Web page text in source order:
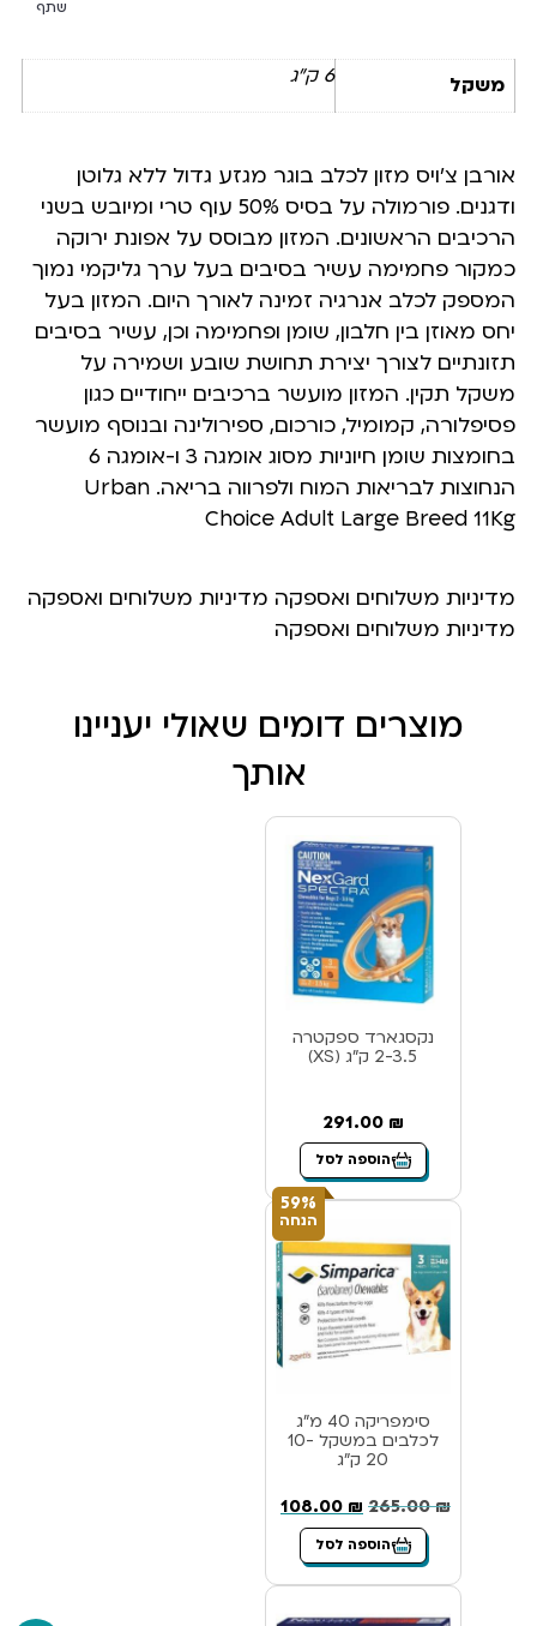
שתף
משקל 6 ק"ג
אורבן צ’ויס מזון לכלב בוגר מגזע גדול ללא גלוטן
ודגנים. פורמולה על בסיס 50% עוף טרי ומיובש בשני
הרכיבים הראשונים. המזון מבוסס על אפונת ירוקה
כמקור פחמימה עשיר בסיבים בעל ערך גליקמי נמוך
המספק לכלב אנרגיה זמינה לאורך היום. המזון בעל
יחס מאוזן בין חלבון, שומן ופחמימה וכן, עשיר בסיבים
תזונתיים לצורך יצירת תחושת שובע ושמירה על
משקל תקין. המזון מועשר ברכיבים ייחודיים כגון
פסיפלורה, קמומיל, כורכום, ספירולינה ובנוסף מועשר
בחומצות שומן חיוניות מסוג אומגה 3 ו-אומגה 6
הנחוצות לבריאות המוח ולפרווה בריאה. Urban
Choice Adult Large Breed 11Kg
מדיניות משלוחים ואספקה מדיניות משלוחים ואספקה
מדיניות משלוחים ואספקה
מוצרים דומים שאולי יעניינו
אותך
נקסגארד ספקטרה
2-3.5 ק”ג (XS)
291.00 ₪
הוספה לסל
59%
הנחה
סימפריקה 40 מ”ג
לכלבים במשקל 10-
20 ק”ג
265.00₪
108.00 ₪
הוספה לסל